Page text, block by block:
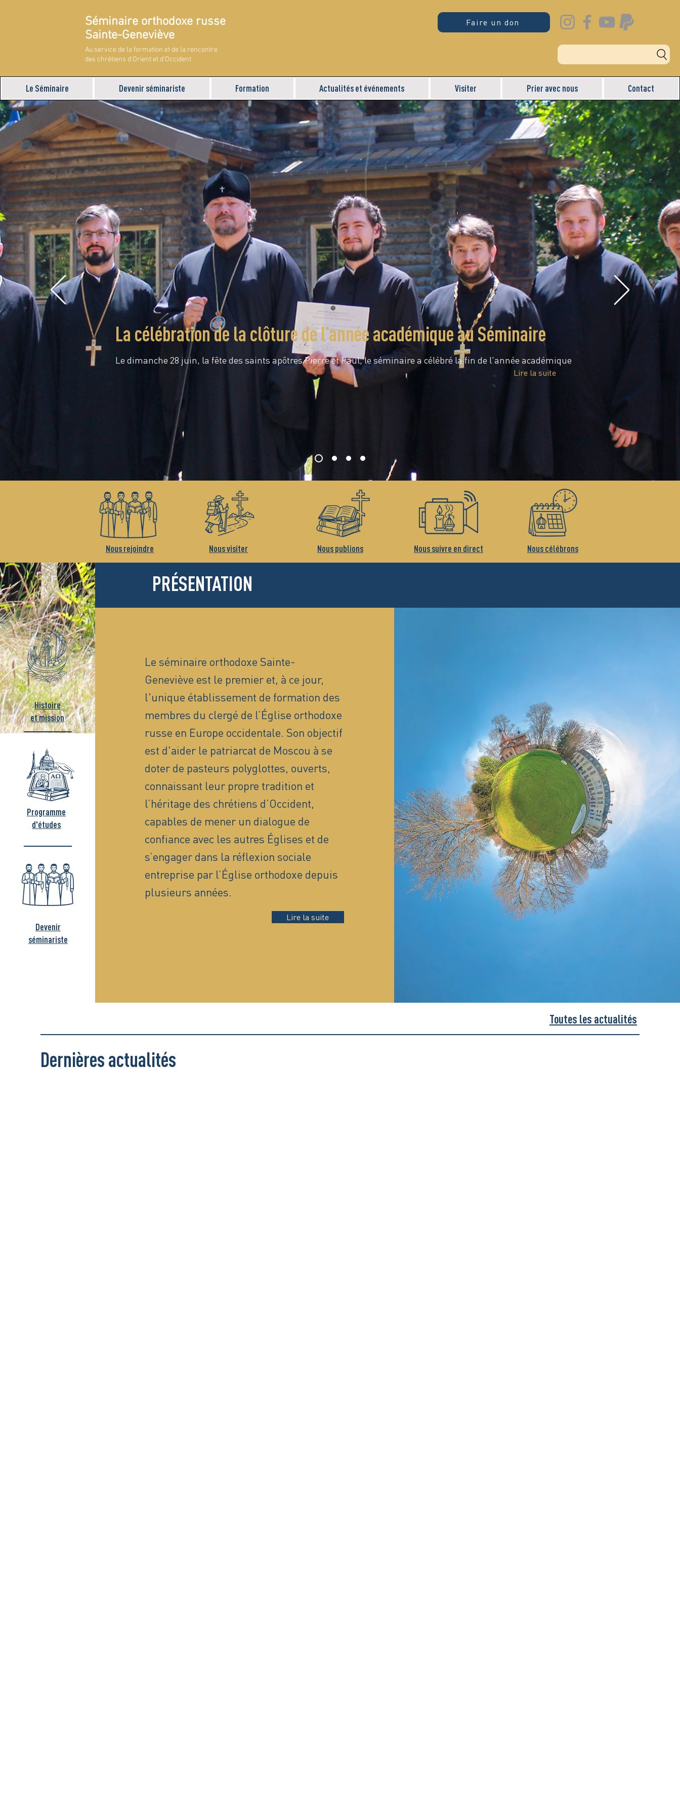
Séminaire orthodoxe russe
Sainte-Geneviève
Au service de la formation et de la rencontre
des chrétiens d'Orient et d'Occident
Faire un don
Le Séminaire Devenir séminariste Formation Actualités et événements Visiter Prier avec nous Contact
La célébration de la clôture de l’année académique au Séminaire
Le dimanche 28 juin, la fête des saints apôtres Pierre et Paul, le séminaire a célébré la fin de l'année académique
Lire la suite
Nous rejoindre Nous visiter Nous publions Nous suivre en direct Nous célébrons
PRÉSENTATION
Histoire
et mission
Programme
d'études
Devenir
séminariste
Le séminaire orthodoxe Sainte-
Geneviève est le premier et, à ce jour,
l'unique établissement de formation des
membres du clergé de l’Église orthodoxe
russe en Europe occidentale. Son objectif
est d'aider le patriarcat de Moscou à se
doter de pasteurs polyglottes, ouverts,
connaissant leur propre tradition et
l’héritage des chrétiens d’Occident,
capables de mener un dialogue de
confiance avec les autres Églises et de
s’engager dans la réflexion sociale
entreprise par l’Église orthodoxe depuis
plusieurs années.
Lire la suite
Toutes les actualités
Dernières actualités